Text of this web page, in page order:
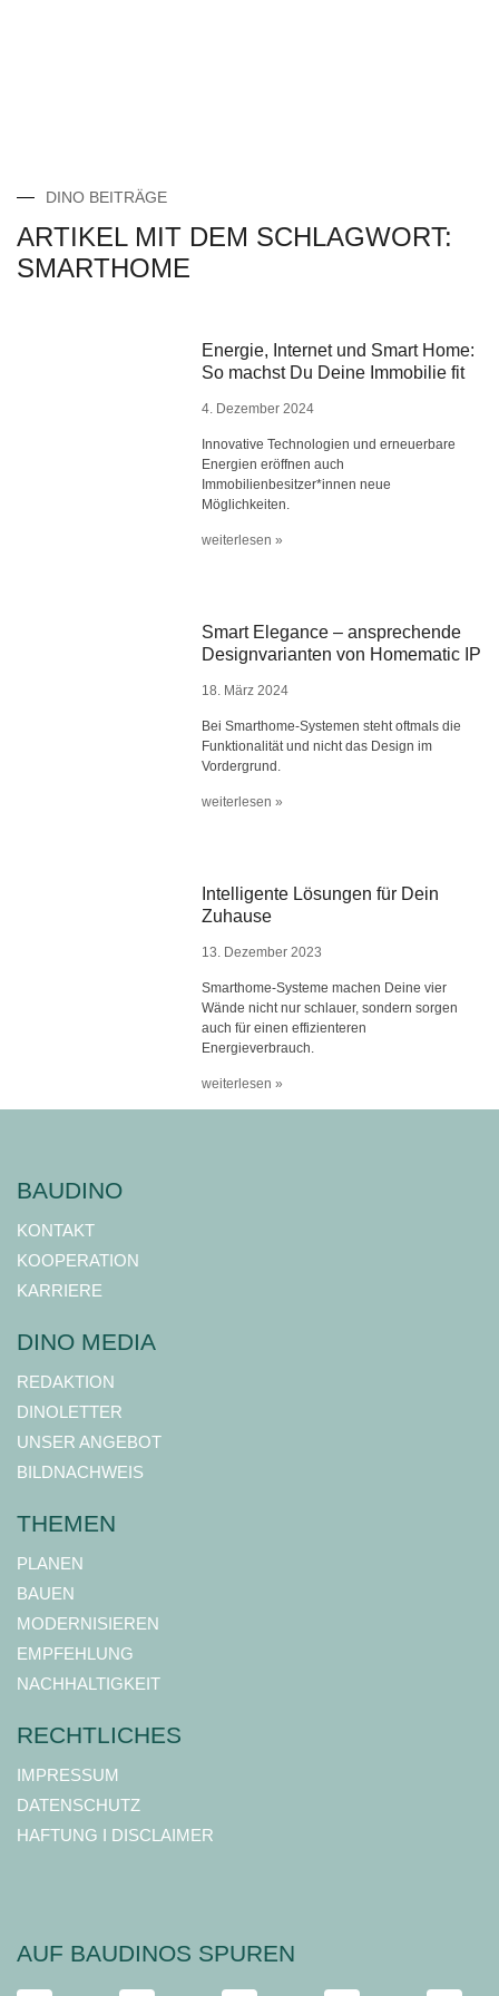
DINO BEITRÄGE
ARTIKEL MIT DEM SCHLAGWORT:
SMARTHOME
Energie, Internet und Smart Home:
So machst Du Deine Immobilie fit
4. Dezember 2024
Innovative Technologien und erneuerbare
Energien eröffnen auch
Immobilienbesitzer*innen neue
Möglichkeiten.
weiterlesen »
Smart Elegance – ansprechende
Designvarianten von Homematic IP
18. März 2024
Bei Smarthome-Systemen steht oftmals die
Funktionalität und nicht das Design im
Vordergrund.
weiterlesen »
Intelligente Lösungen für Dein
Zuhause
13. Dezember 2023
Smarthome-Systeme machen Deine vier
Wände nicht nur schlauer, sondern sorgen
auch für einen effizienteren
Energieverbrauch.
weiterlesen »
BAUDINO
KONTAKT
KOOPERATION
KARRIERE
DINO MEDIA
REDAKTION
DINOLETTER
UNSER ANGEBOT
BILDNACHWEIS
THEMEN
PLANEN
BAUEN
MODERNISIEREN
EMPFEHLUNG
NACHHALTIGKEIT
RECHTLICHES
IMPRESSUM
DATENSCHUTZ
HAFTUNG I DISCLAIMER
AUF BAUDINOS SPUREN